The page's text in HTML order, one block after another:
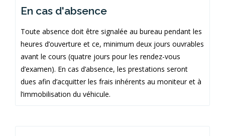
En cas d'absence
Toute absence doit être signalée au bureau pendant les
heures d’ouverture et ce, minimum deux jours ouvrables
avant le cours (quatre jours pour les rendez-vous
d’examen). En cas d’absence, les prestations seront
dues afin d’acquitter les frais inhérents au moniteur et à
l’immobilisation du véhicule.